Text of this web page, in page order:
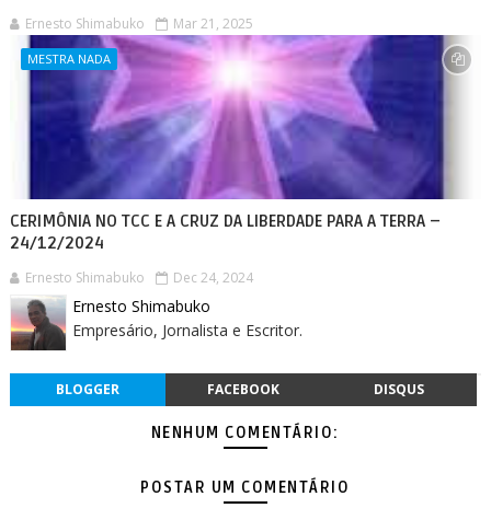
Ernesto Shimabuko Mar 21, 2025
MESTRA NADA
CERIMÔNIA NO TCC E A CRUZ DA LIBERDADE PARA A TERRA –
24/12/2024
Ernesto Shimabuko Dec 24, 2024
Ernesto Shimabuko
Empresário, Jornalista e Escritor.
BLOGGER FACEBOOK DISQUS
NENHUM COMENTÁRIO:
POSTAR UM COMENTÁRIO